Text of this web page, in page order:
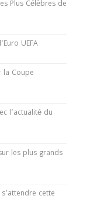
Plus Célèbres de
UEFA
la Coupe
l’actualité du
les plus grands
cette